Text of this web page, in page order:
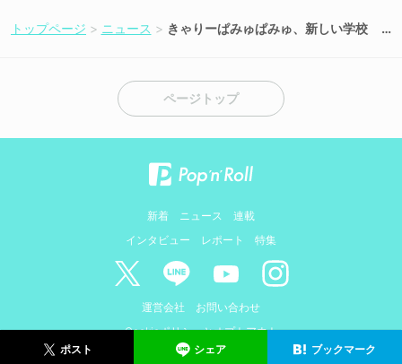
トップページ ニュース
きゃりーぱみゅぱみゅ、新しい学校
ポスト シェア ブックマーク
ページトップ
新着 ニュース
連載
インタビュー
レポート 特集
運営会社
お問い合わせ
Cookieポリシーとオプトアウト
© AMIDUS. ALL RIGHTS RESERVED.